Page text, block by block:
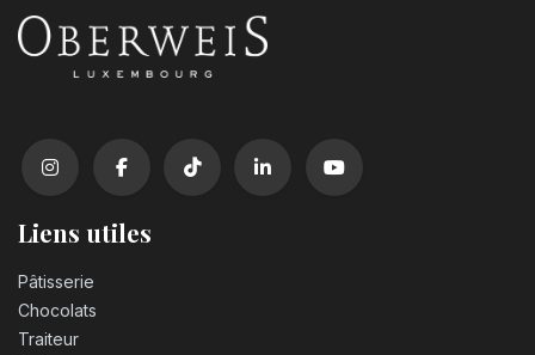
Liens utiles
Pâtisserie
Chocolats
Traiteur